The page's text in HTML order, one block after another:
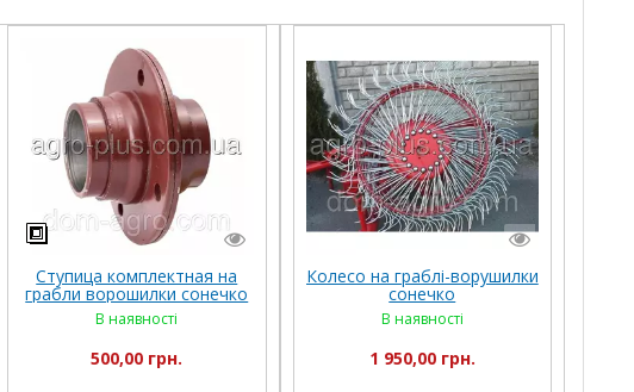
Ступица комплектная на
грабли ворошилки сонечко
В наявності
500,00 грн.
Колесо на граблі-ворушилки
сонечко
В наявності
1 950,00 грн.